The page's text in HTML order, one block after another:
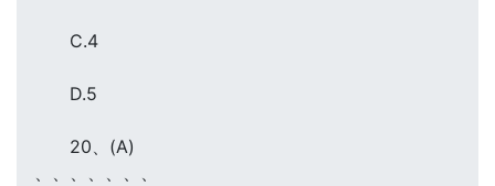
C.4
D.5
20、(A)
、、、、、、、